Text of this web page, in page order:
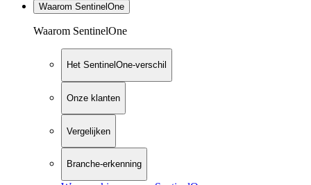
Waarom SentinelOne
Waarom SentinelOne
Het SentinelOne-verschil
Onze klanten
Vergelijken
Branche-erkenning